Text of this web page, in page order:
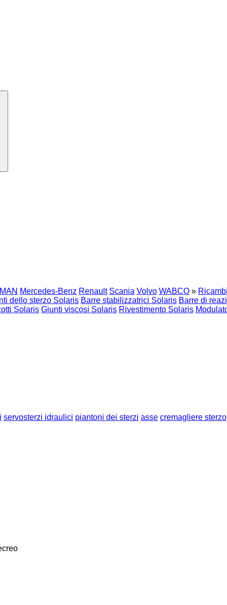
MAN Mercedes-Benz Renault Scania Volvo WABCO »
dello sterzo Solaris Barre stabilizzatrici Solaris Barre di
Solaris Giunti viscosi Solaris Rivestimento Solaris
servosterzi idraulici piantoni dei sterzi asse cremagliere sterzo